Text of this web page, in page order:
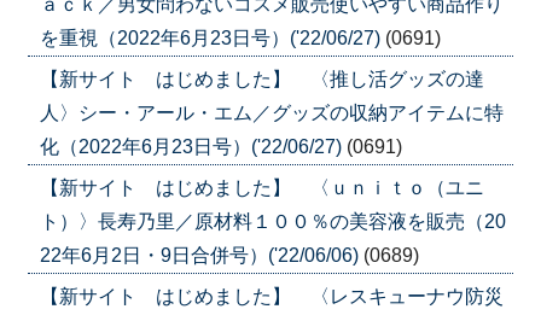
を重視（2022年6月23日号）('22/06/27) (0691)
【新サイト はじめました】 〈推し活グッズの達
人〉シー・アール・エム／グッズの収納アイテムに特
化（2022年6月23日号）('22/06/27) (0691)
【新サイト はじめました】 〈ｕｎｉｔｏ（ユニ
ト）〉長寿乃里／原材料１００％の美容液を販売（20
22年6月2日・9日合併号）('22/06/06) (0689)
【新サイト はじめました】 〈レスキューナウ防災